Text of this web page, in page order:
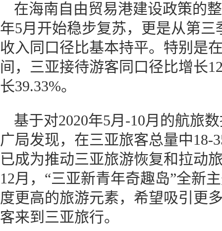
在海南自由贸易港建设政策的
年5月开始稳步复苏，更是从第
收入同口径比基本持平。特别是
间，三亚接待游客同口径比增长
长39.33%。
基于对2020年5月-10月的航旅
广局发现，在三亚旅客总量中18-
已成为推动三亚旅游恢复和拉动
12月，“三亚新青年奇趣岛”全新
度更高的旅游元素，希望吸引更
客来到三亚旅行。